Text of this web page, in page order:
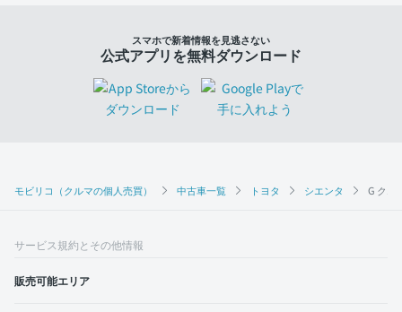
モビリコ（クルマの個人売買） 中古車一覧 トヨタ シエンタ G クエ
スマホで新着情報を見逃さない
公式アプリを無料ダウンロード
サービス規約とその他情報
販売可能エリア